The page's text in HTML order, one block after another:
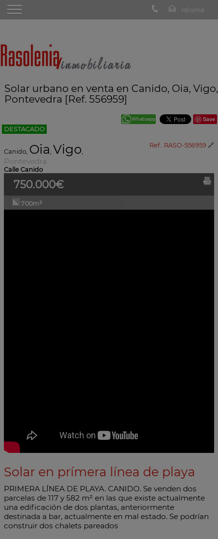
Solar urbano en venta en Canido, Oia, Vigo,
Pontevedra [Ref. 556959]
Save
DESTACADO
Ref.. RASO-556959 🔗
Canido, Oia, Vigo,
Pontevedra
Calle Canido
750.000€
700m²
Solar en prímera línea de playa
PRIMERA LÍNEA DE PLAYA. CANIDO. Se venden dos
parcelas de 117 y 582 m² en las que existe actualmente
una edificación de dos plantas, anteriormente
destinada a bar, actualmente en mal estado. Se podrían
construir dos chalets pareados